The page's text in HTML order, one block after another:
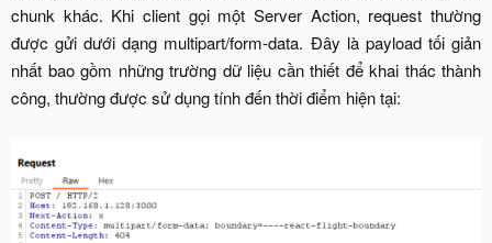
chunk khác. Khi client gọi một Server Action, request thường
được gửi dưới dạng multipart/form-data. Đây là payload tối giản
nhất bao gồm những trường dữ liệu cần thiết để khai thác thành
công, thường được sử dụng tính đến thời điểm hiện tại:​